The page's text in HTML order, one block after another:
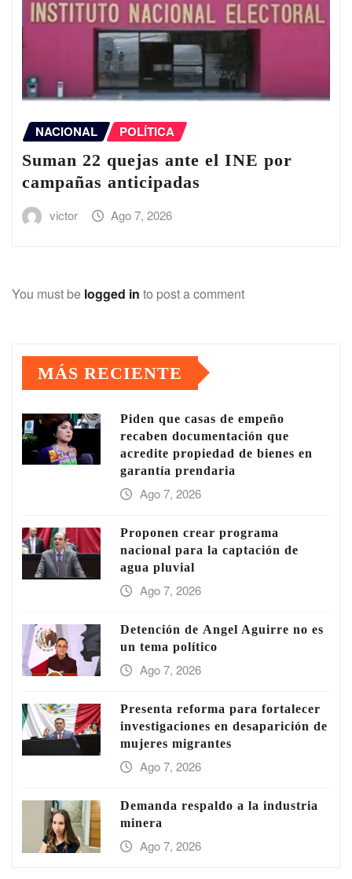
NACIONAL POLÍTICA
Suman 22 quejas ante el INE por
campañas anticipadas
victor Ago 7, 2026
You must be logged in to post a comment
MÁS RECIENTE
Piden que casas de empeño
recaben documentación que
acredite propiedad de bienes en
garantía prendaria
Ago 7, 2026
Proponen crear programa
nacional para la captación de
agua pluvial
Ago 7, 2026
Detención de Ángel Aguirre no es
un tema político
Ago 7, 2026
Presenta reforma para fortalecer
investigaciones en desaparición de
mujeres migrantes
Ago 7, 2026
Demanda respaldo a la industria
minera
Ago 7, 2026